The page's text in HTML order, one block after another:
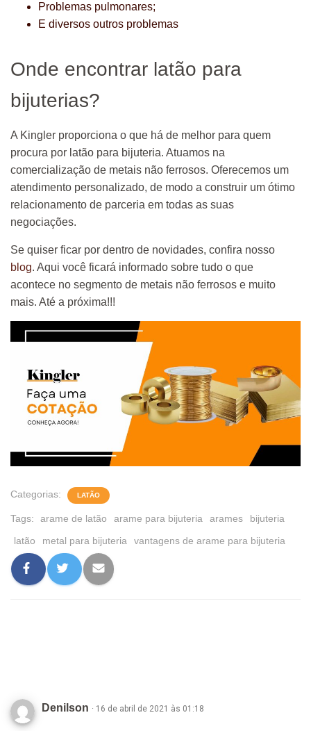
Problemas pulmonares;
E diversos outros problemas
Onde encontrar latão para
bijuterias?
A Kingler proporciona o que há de melhor para quem
procura por latão para bijuteria. Atuamos na
comercialização de metais não ferrosos. Oferecemos um
atendimento personalizado, de modo a construir um ótimo
relacionamento de parceria em todas as suas
negociações.
Se quiser ficar por dentro de novidades, confira nosso
blog. Aqui você ficará informado sobre tudo o que
acontece no segmento de metais não ferrosos e muito
mais. Até a próxima!!!
Categorias: LATÃO
Tags: arame de latão arame para bijuteria arames
bijuteria
latão
metal para bijuteria vantagens de arame para bijuteria
Denilson · 16 de abril de 2021 às 01:18